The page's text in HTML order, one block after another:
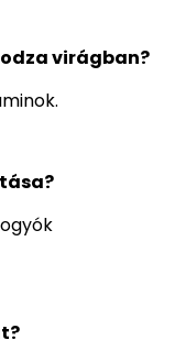
virágban?